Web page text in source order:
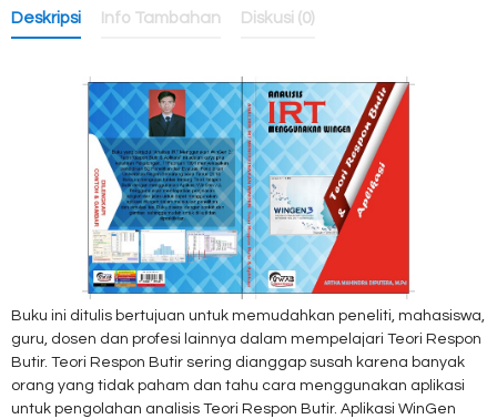
Deskripsi Info Tambahan Diskusi (0)
Buku ini ditulis bertujuan untuk memudahkan peneliti, mahasiswa,
guru, dosen dan profesi lainnya dalam mempelajari Teori Respon
Butir. Teori Respon Butir sering dianggap susah karena banyak
orang yang tidak paham dan tahu cara menggunakan aplikasi
untuk pengolahan analisis Teori Respon Butir. Aplikasi WinGen